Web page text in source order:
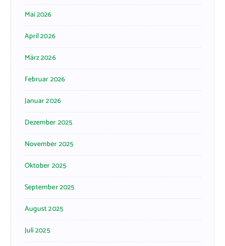
Mai 2026
April 2026
März 2026
Februar 2026
Januar 2026
Dezember 2025
November 2025
Oktober 2025
September 2025
August 2025
Juli 2025